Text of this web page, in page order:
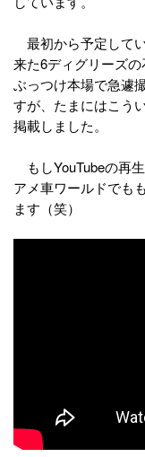
最初から予定して
来た6ディグリーズ
ぶっつけ本場で急遽
すが、たまにはこう
掲載しました。
もしYouTubeの再
アメ車ワールドでも
ます（笑）